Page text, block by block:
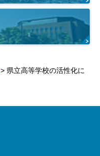
> 県立高等学校の活性化に